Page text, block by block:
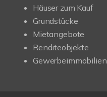
Häuser zum Kauf
Grundstücke
Mietangebote
Renditeobjekte
Gewerbeimmobilien